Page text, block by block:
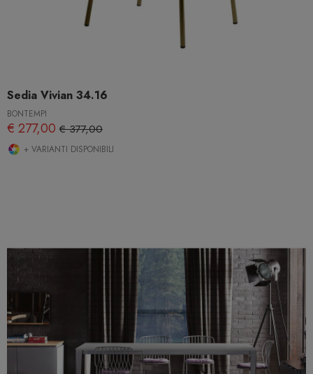
Sedia Vivian 34.16
BONTEMPI
€ 277,00 € 377,00
+ VARIANTI DISPONIBILI